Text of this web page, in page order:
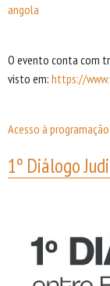
angola
O evento conta com
visto em: https://
Acesso à programação
1º Diálogo